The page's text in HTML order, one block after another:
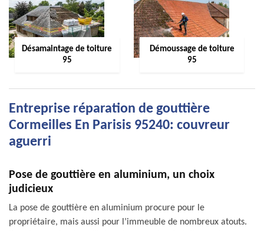
Désamaintage de toiture
95
Démoussage de toiture
95
Entreprise réparation de gouttière
Cormeilles En Parisis 95240: couvreur
aguerri
Pose de gouttière en aluminium, un choix
judicieux
La pose de gouttière en aluminium procure pour le
propriétaire, mais aussi pour l’immeuble de nombreux atouts.